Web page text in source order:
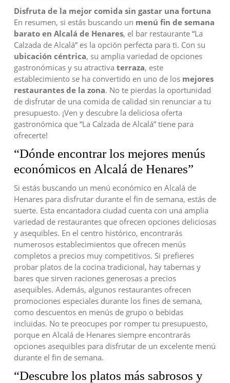
Disfruta de la mejor comida sin gastar una fortuna
En resumen, si estás buscando un menú fin de semana
barato en Alcalá de Henares, el bar restaurante “La
Calzada de Alcalá” es la opción perfecta para ti. Con su
ubicación céntrica, su amplia variedad de opciones
gastronómicas y su atractiva terraza, este
establecimiento se ha convertido en uno de los mejores
restaurantes de la zona. No te pierdas la oportunidad
de disfrutar de una comida de calidad sin renunciar a tu
presupuesto. ¡Ven y descubre la deliciosa oferta
gastronómica que “La Calzada de Alcalá” tiene para
ofrecerte!
“Dónde encontrar los mejores menús
económicos en Alcalá de Henares”
Si estás buscando un menú económico en Alcalá de
Henares para disfrutar durante el fin de semana, estás de
suerte. Esta encantadora ciudad cuenta con una amplia
variedad de restaurantes que ofrecen opciones deliciosas
y asequibles. En el centro histórico, encontrarás
numerosos establecimientos que ofrecen menús
completos a precios muy competitivos. Si prefieres
probar platos de la cocina tradicional, hay tabernas y
bares que sirven raciones generosas a precios
asequibles. Además, algunos restaurantes ofrecen
promociones especiales durante los fines de semana,
como descuentos en menús de grupo o bebidas
incluidas. No te preocupes por romper tu presupuesto,
porque en Alcalá de Henares siempre encontrarás
opciones asequibles para disfrutar de un excelente menú
durante el fin de semana.
“Descubre los platos más sabrosos y